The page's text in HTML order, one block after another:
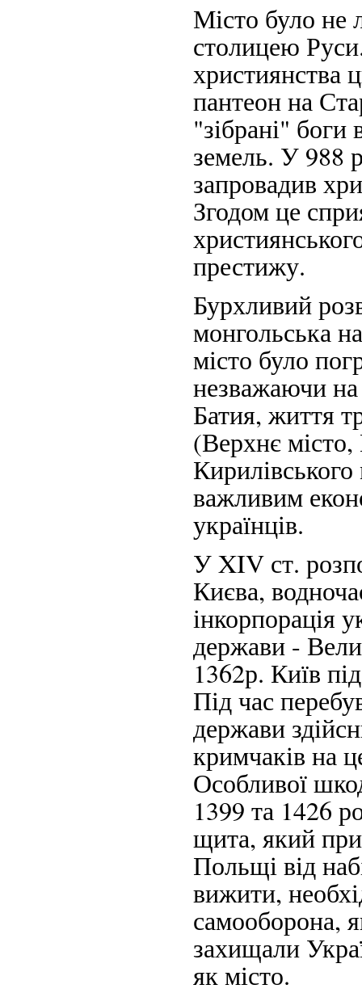
Місто було
столицею
християнства
пантеон на
"зібрані" боги
земель. У 988
запровадив
Згодом це
престижу.
Бурхливий
монгольська
місто було
незважаючи
Батия, життя
(Верхнє
важливим
українців.
У XIV ст.
Києва,
інкорпорація
держави -
1362р. Київ
Під час
держави
кримчаків на
Особливої
1399 та 1426
щита, який
Польщі від
вижити,
самооборона,
захищали
як місто.